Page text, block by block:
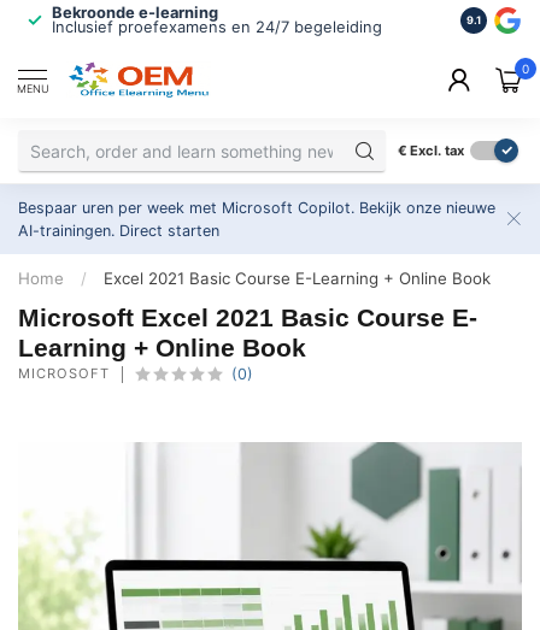
Bekroonde e-learning
Inclusief proefexamens en 24/7 begeleiding
ISO
2.500+
9.1
MENU
0
€ Excl. tax
Bespaar uren per week met Microsoft Copilot. Bekijk onze nieuwe
AI-trainingen. Direct starten
Home / Excel 2021 Basic Course E-Learning + Online Book
Microsoft Excel 2021 Basic Course E-
Learning + Online Book
MICROSOFT (0)